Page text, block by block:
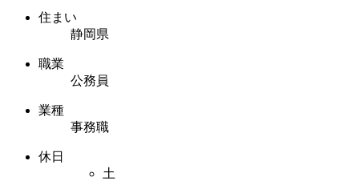
住まい
静岡県
職業
公務員
業種
事務職
休日
土